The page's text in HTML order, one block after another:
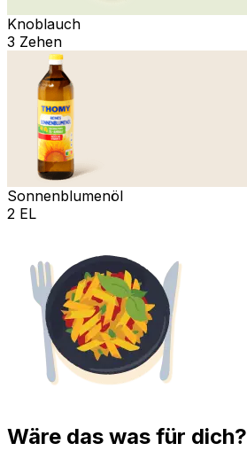
Knoblauch
3 Zehen
Sonnenblumenöl
2 EL
Wäre das was für dich?